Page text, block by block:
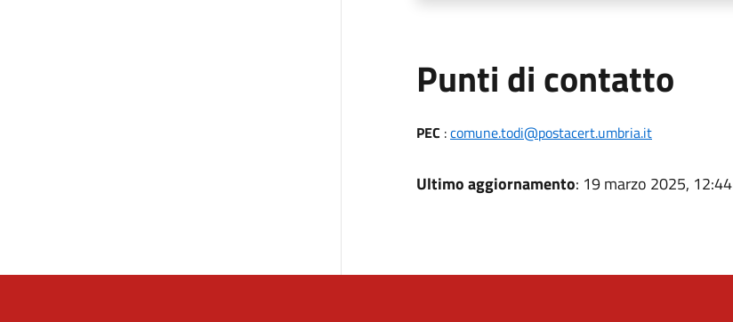
Punti di contatto
PEC :comune.todi@postacert.umbria.it
Ultimo aggiornamento: 19 marzo 2025, 12:44